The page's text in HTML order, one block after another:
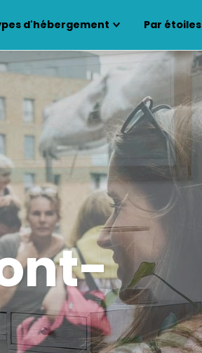
d'hébergement Par étoiles